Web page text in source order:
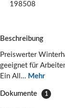
198508
Beschreibung
Preiswerter
geeignet für
Ein All… Mehr
Dokumente 1